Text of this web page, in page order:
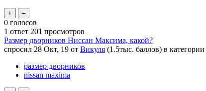
0 голосов
1 ответ 201 просмотров
Размер дворников Ниссан Максима, какой?
спросил 28 Окт, 19 от Викуля (1.5тыс. баллов) в категории
размер дворников
nissan maxima